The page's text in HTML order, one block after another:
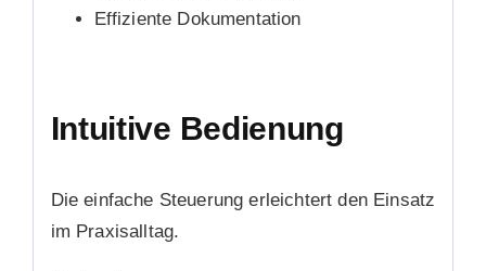
Effiziente Dokumentation
Intuitive Bedienung
Die einfache Steuerung erleichtert den Einsatz
im Praxisalltag.